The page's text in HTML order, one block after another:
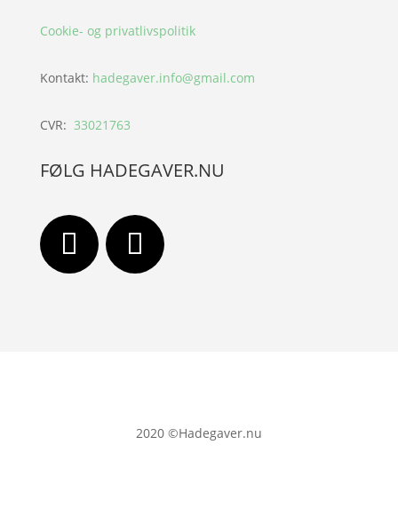
Cookie- og privatlivspolitik
Kontakt: hadegaver.info@gmail.com
CVR: 33021763
FØLG HADEGAVER.NU
2020 ©Hadegaver.nu